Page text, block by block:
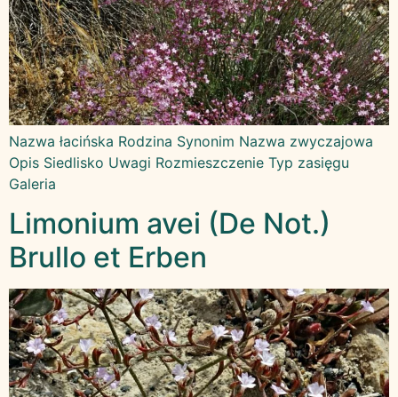
Nazwa łacińska Rodzina Synonim Nazwa zwyczajowa
Opis Siedlisko Uwagi Rozmieszczenie Typ zasięgu
Galeria
Limonium avei (De Not.)
Brullo et Erben